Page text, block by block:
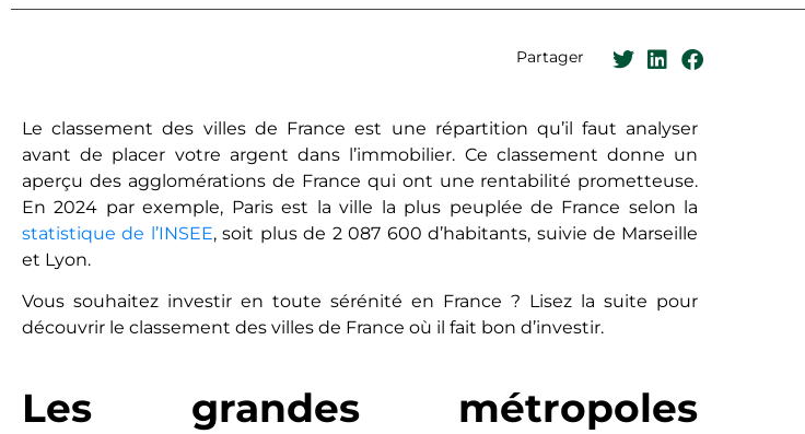
Partager
Le classement des villes de France est une répartition qu’il faut analyser
avant de placer votre argent dans l’immobilier. Ce classement donne un
aperçu des agglomérations de France qui ont une rentabilité prometteuse.
En 2024 par exemple, Paris est la ville la plus peuplée de France selon la
statistique de l’INSEE, soit plus de 2 087 600 d’habitants, suivie de Marseille
et Lyon.
Vous souhaitez investir en toute sérénité en France ? Lisez la suite pour
découvrir le classement des villes de France où il fait bon d’investir.
Les grandes métropoles